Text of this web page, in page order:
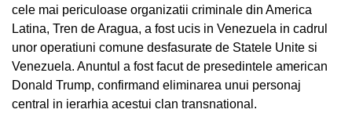
cele mai periculoase organizatii criminale din America
Latina, Tren de Aragua, a fost ucis in Venezuela in cadrul
unor operatiuni comune desfasurate de Statele Unite si
Venezuela. Anuntul a fost facut de presedintele american
Donald Trump, confirmand eliminarea unui personaj
central in ierarhia acestui clan transnational.